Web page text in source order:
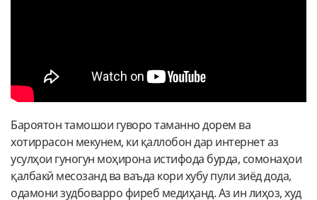
Бароятон тамошои гуворо таманно дорем ва
хотиррасон мекунем, ки қаллобон дар интернет аз
усулҳои гуногун моҳирона истифода бурда, сомонаҳои
қалбакӣ месозанд ва ваъда кори хубу пули зиёд дода,
одамони зудбоварро фиреб медиҳанд. Аз ин лиҳоз, худ